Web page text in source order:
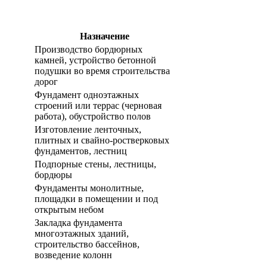
Назначение
Производство бордюрных
камней, устройство бетонной
подушки во время строительства
дорог
Фундамент одноэтажных
строений или террас (черновая
работа), обустройство полов
Изготовление ленточных,
плитных и свайно-ростверковых
фундаментов, лестниц
Подпорные стены, лестницы,
бордюры
Фундаменты монолитные,
площадки в помещении и под
открытым небом
Закладка фундамента
многоэтажных зданий,
строительство бассейнов,
возведение колонн